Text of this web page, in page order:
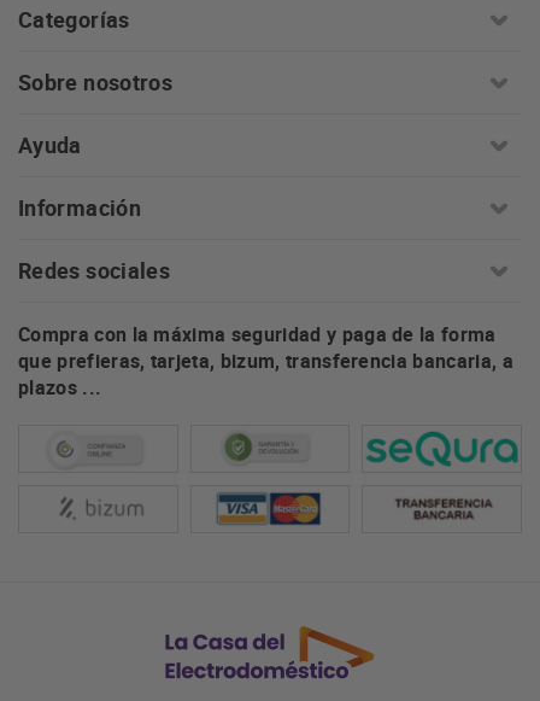
Categorías
Sobre nosotros
Ayuda
Información
Redes sociales
Compra con la máxima seguridad y paga de la forma
que prefieras, tarjeta, bizum, transferencia bancaria, a
plazos ...